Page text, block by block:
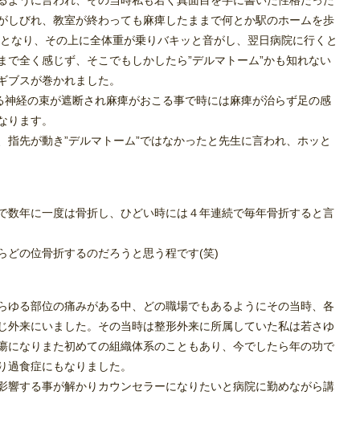
しびれ、教室が終わっても麻痺したままで何とか駅のホームを歩
なり、その上に全体重が乗りバキッと音がし、翌日病院に行くと
全く感じず、そこでもしかしたら”デルマトーム”かも知れない
スが巻かれました。
神経の束が遮断され麻痺がおこる事で時には麻痺が治らず足の感
ます。
先が動き”デルマトーム”ではなかったと先生に言われ、ホッと
数年に一度は骨折し、ひどい時には４年連続で毎年骨折すると言
どの位骨折するのだろうと思う程です(笑)
ゆる部位の痛みがある中、どの職場でもあるようにその当時、各
外来にいました。その当時は整形外来に所属していた私は若さゆ
になりまた初めての組織体系のこともあり、今でしたら年の功で
食症にもなりました。
響する事が解かりカウンセラーになりたいと病院に勤めながら講